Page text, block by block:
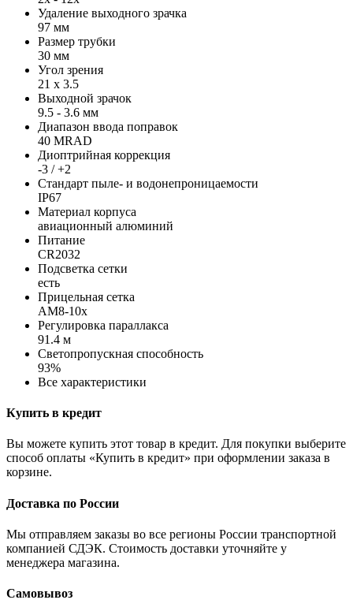
Удаление выходного зрачка
97 мм
Размер трубки
30 мм
Угол зрения
21 x 3.5
Выходной зрачок
9.5 - 3.6 мм
Диапазон ввода поправок
40 MRAD
Диоптрийная коррекция
-3 / +2
Стандарт пыле- и водонепроницаемости
IP67
Материал корпуса
авиационный алюминий
Питание
CR2032
Подсветка сетки
есть
Прицельная сетка
AM8-10x
Регулировка параллакса
91.4 м
Светопропускная способность
93%
Все характеристики
Купить в кредит
Вы можете купить этот товар в кредит. Для покупки выберите
способ оплаты «Купить в кредит» при оформлении заказа в
корзине.
Доставка по России
Мы отправляем заказы во все регионы России транспортной
компанией СДЭК. Стоимость доставки уточняйте у
менеджера магазина.
Самовывоз